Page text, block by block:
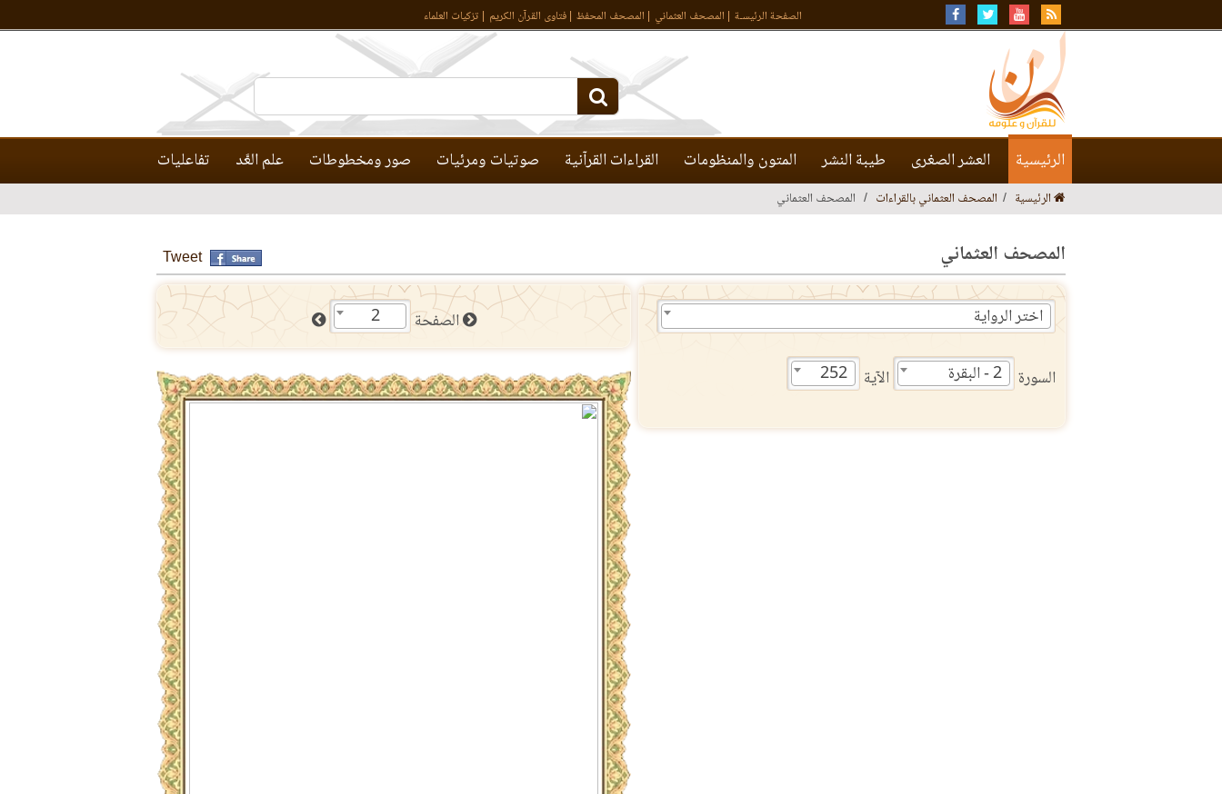
الصفحة الرئيسـة المصحف العثماني المصحف المحفظ فتاوى القرآن الكريم تزكيات العلماء
الرئيسية العشر الصغرى طيبة النشر المتون والمنظومات القراءات القرآنية صوتيات ومرئيات صور ومخطوطات علم العَّد تفاعليات
الرئيسية المصحف العثماني بالقراءات المصحف العثماني
المصحف العثماني Tweet
اختر الرواية
السورة 2 - البقرة الآية 252
الصفحة 2